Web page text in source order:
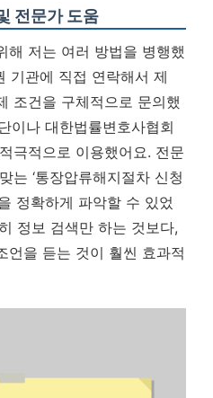
전문가 도움
해 저는 여러 방법을 병행했
기관에 직접 연락해서 제
조건을 구체적으로 문의했
이나 대한법률변호사협회
극적으로 이용했어요. 전문
는 ‘통장압류해지절차 신청
정확하게 파악할 수 있었
정보 검색만 하는 것보다,
언을 듣는 것이 훨씬 효과적